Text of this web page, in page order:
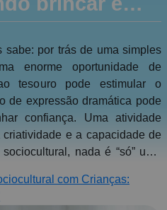
sabe: por trás de uma simples
enorme oportunidade de
tesouro pode estimular o
de expressão dramática pode
confiança. Uma atividade
e a capacidade de
nada é “só” uma
esta área tão especial… e tão
resultem, manter a atenção
com Crianças: